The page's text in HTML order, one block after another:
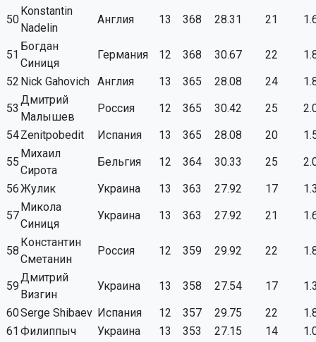
50
Konstantin
Nadelin
Англия 13 368 28.31 21
51
Богдан
Синиця
Германия 12 368 30.67 22
52 Nick Gahovich Англия 13 365 28.08 24
53
Дмитрий
Малышев
Россия 12 365 30.42 25
54Zenitpobedit Испания 13 365 28.08 20
55
Михаил
Сирота
Бельгия 12 364 30.33 25
56Жулик Украина 13 363 27.92 17
57
Микола
Синиця
Украина 13 363 27.92 21
58
Константин
Сметанин
Россия 12 359 29.92 22
59
Дмитрий
Визгин
Украина 13 358 27.54 17
60Serge Shibaev Испания 12 357 29.75 22
61 Филиппыч Украина 13 353 27.15 14